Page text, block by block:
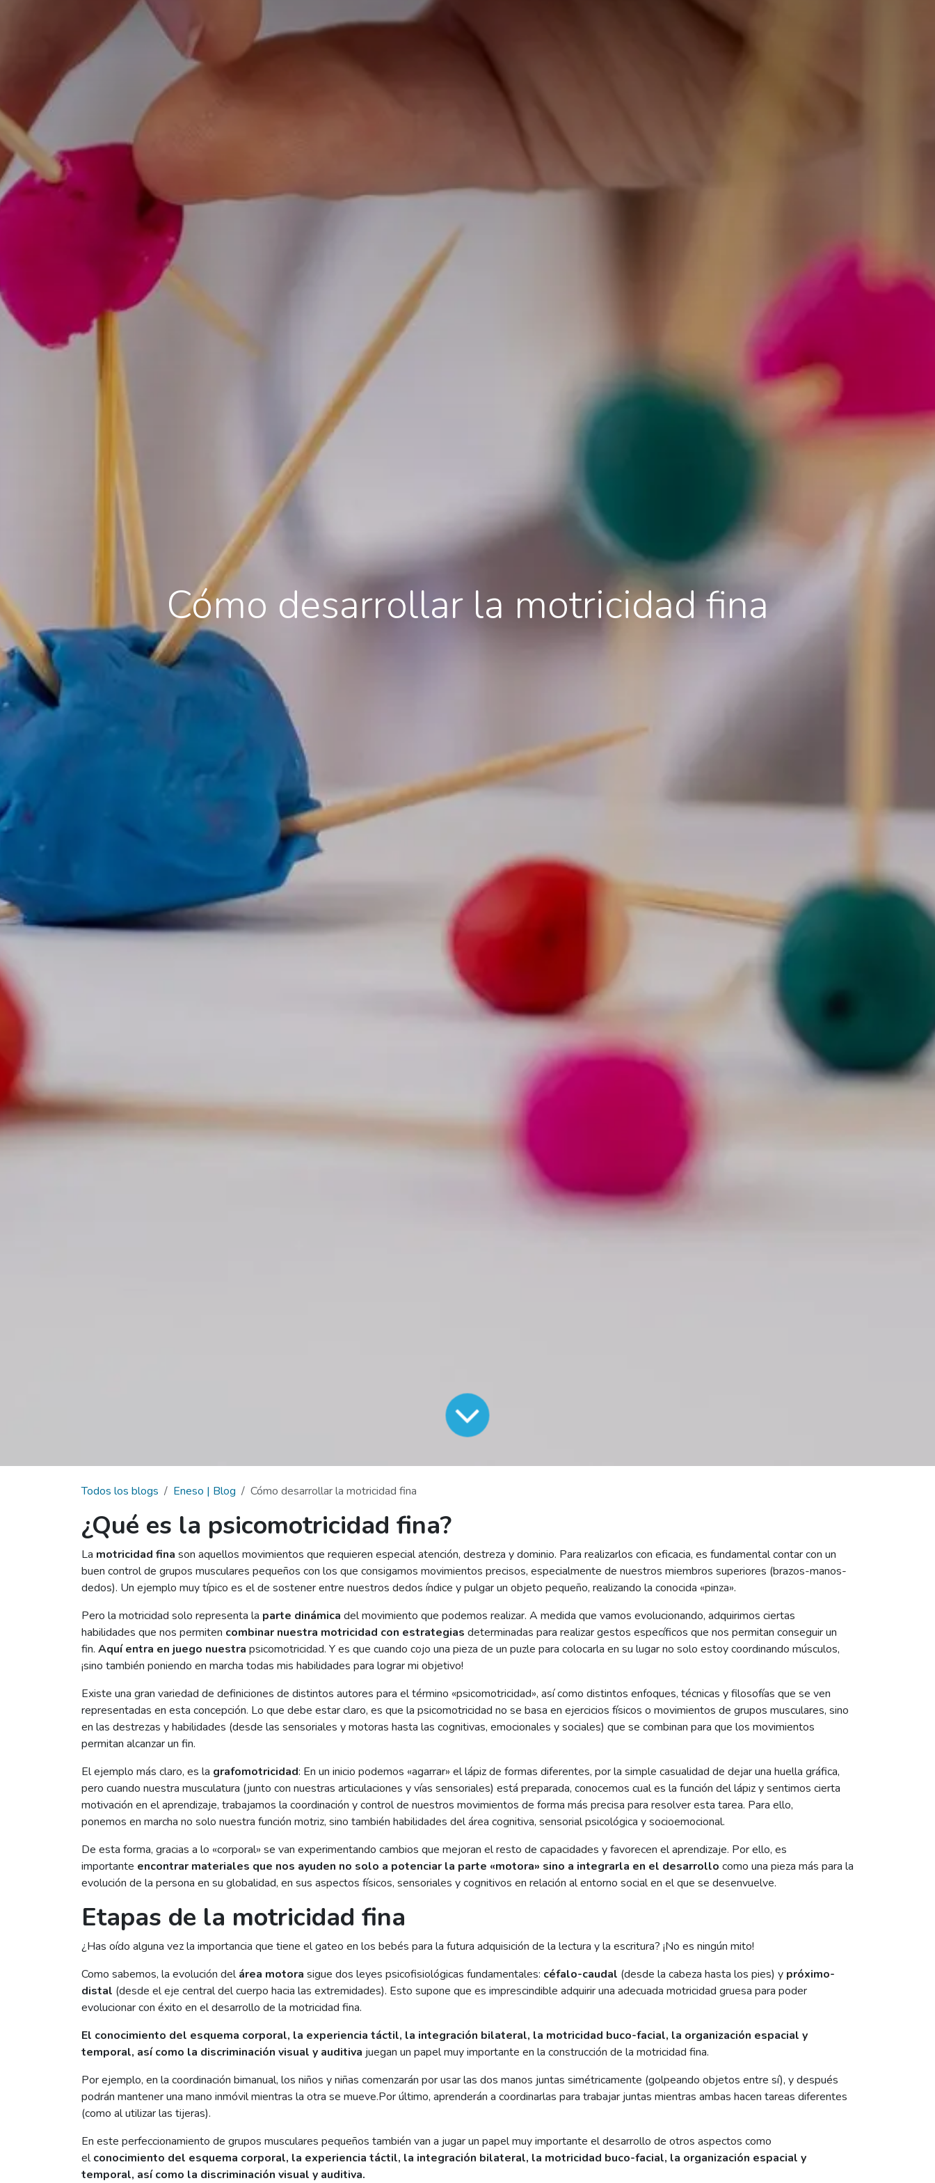
Cómo desarrollar la motricidad fina
Todos los blogs Eneso | Blog Cómo desarrollar la motricidad fina
¿Qué es la psicomotricidad fina?
La motricidad fina son aquellos movimientos que requieren especial atención, destreza y dominio. Para realizarlos con eficacia, es fundamental contar con un
buen control de grupos musculares pequeños con los que consigamos movimientos precisos, especialmente de nuestros miembros superiores (brazos-manos-
dedos). Un ejemplo muy típico es el de sostener entre nuestros dedos índice y pulgar un objeto pequeño, realizando la conocida «pinza».
Pero la motricidad solo representa la parte dinámica del movimiento que podemos realizar. A medida que vamos evolucionando, adquirimos ciertas
habilidades que nos permiten combinar nuestra motricidad con estrategias determinadas para realizar gestos específicos que nos permitan conseguir un
fin. Aquí entra en juego nuestra psicomotricidad. Y es que cuando cojo una pieza de un puzle para colocarla en su lugar no solo estoy coordinando músculos,
¡sino también poniendo en marcha todas mis habilidades para lograr mi objetivo!
Existe una gran variedad de definiciones de distintos autores para el término «psicomotricidad», así como distintos enfoques, técnicas y filosofías que se ven
representadas en esta concepción. Lo que debe estar claro, es que la psicomotricidad no se basa en ejercicios físicos o movimientos de grupos musculares, sino
en las destrezas y habilidades (desde las sensoriales y motoras hasta las cognitivas, emocionales y sociales) que se combinan para que los movimientos
permitan alcanzar un fin.
El ejemplo más claro, es la grafomotricidad: En un inicio podemos «agarrar» el lápiz de formas diferentes, por la simple casualidad de dejar una huella gráfica,
pero cuando nuestra musculatura (junto con nuestras articulaciones y vías sensoriales) está preparada, conocemos cual es la función del lápiz y sentimos cierta
motivación en el aprendizaje, trabajamos la coordinación y control de nuestros movimientos de forma más precisa para resolver esta tarea. Para ello,
ponemos en marcha no solo nuestra función motriz, sino también habilidades del área cognitiva, sensorial psicológica y socioemocional.
De esta forma, gracias a lo «corporal» se van experimentando cambios que mejoran el resto de capacidades y favorecen el aprendizaje. Por ello, es
importante encontrar materiales que nos ayuden no solo a potenciar la parte «motora» sino a integrarla en el desarrollo como una pieza más para la
evolución de la persona en su globalidad, en sus aspectos físicos, sensoriales y cognitivos en relación al entorno social en el que se desenvuelve.
Etapas de la motricidad fina
¿Has oído alguna vez la importancia que tiene el gateo en los bebés para la futura adquisición de la lectura y la escritura? ¡No es ningún mito!
Como sabemos, la evolución delárea motora sigue dos leyes psicofisiológicas fundamentales: céfalo-caudal (desde la cabeza hasta los pies) y próximo-
distal (desde el eje central del cuerpo hacia las extremidades). Esto supone que es imprescindible adquirir una adecuada motricidad gruesa para poder
evolucionar con éxito en el desarrollo de la motricidad fina.
El conocimiento del esquema corporal, la experiencia táctil, la integración bilateral, la motricidad buco-facial, la organización espacial y
temporal, así como la discriminación visual y auditiva juegan un papel muy importante en la construcción de la motricidad fina.
Por ejemplo, en la coordinación bimanual, los niños y niñas comenzarán por usar las dos manos juntas simétricamente (golpeando objetos entre sí), y después
podrán mantener una mano inmóvil mientras la otra se mueve.Por último, aprenderán a coordinarlas para trabajar juntas mientras ambas hacen tareas diferentes
(como al utilizar las tijeras).
En este perfeccionamiento de grupos musculares pequeños también van a jugar un papel muy importante el desarrollo de otros aspectos como
elconocimiento del esquema corporal, la experiencia táctil, la integración bilateral, la motricidad buco-facial, la organización espacial y
temporal, así como la discriminación visual y auditiva.